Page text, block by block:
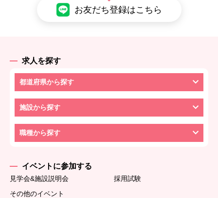
お友だち登録はこちら
求人を探す
都道府県から探す
施設から探す
職種から探す
イベントに参加する
見学会&施設説明会
採用試験
その他のイベント